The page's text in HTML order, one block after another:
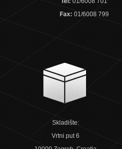
Fax: 01/6008 799
Skladište:
Vrtni put 6